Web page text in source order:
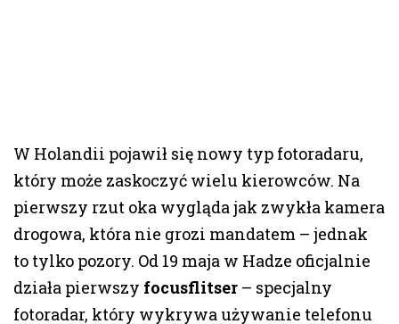
W Holandii pojawił się nowy typ fotoradaru,
który może zaskoczyć wielu kierowców. Na
pierwszy rzut oka wygląda jak zwykła kamera
drogowa, która nie grozi mandatem – jednak
to tylko pozory. Od 19 maja w Hadze oficjalnie
działa pierwszy focusflitser – specjalny
fotoradar, który wykrywa używanie telefonu